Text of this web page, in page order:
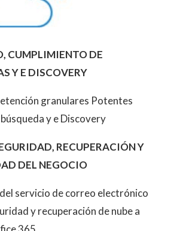
CUMPLIMIENTO DE
Y E DISCOVERY
granulares Potentes
y e Discovery
RECUPERACIÓN Y
DEL NEGOCIO
servicio de correo electrónico
y recuperación de nube a